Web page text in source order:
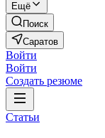
Ещё
Поиск
Саратов
Войти
Войти
Создать резюме
Статьи